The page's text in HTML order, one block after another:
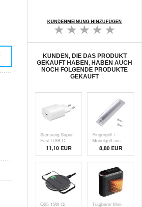
KUNDENMEINUNG HINZUFÜGEN
KUNDEN, DIE DAS PRODUKT
GEKAUFT HABEN, HABEN AUCH
NOCH FOLGENDE PRODUKTE
GEKAUFT
Samsung Super
Fast USB-C
Ladegerät EP-
TA800EWE -
Bulk - Weiß
11,10EUR
Fingergriff /
Möbelgriff aus
Aluminium - 9cm
- Silber
8,80 EUR
Q25 15W Qi
Tragbarer Mini-